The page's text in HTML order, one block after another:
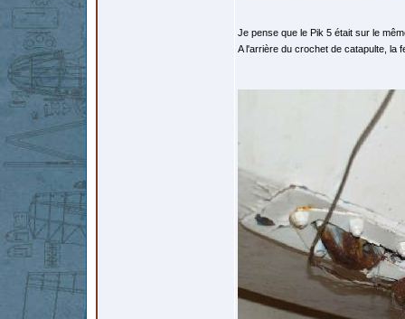
Je pense que le Pik 5 était sur le
A l'arrière du crochet de catapulte, la